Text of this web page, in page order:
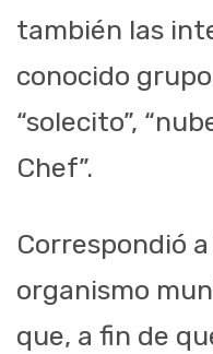
también las
conocido
“solecito”,
Chef”.
Correspondió
organismo
que, a fin de